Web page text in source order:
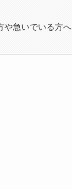
や急いでいる方へ